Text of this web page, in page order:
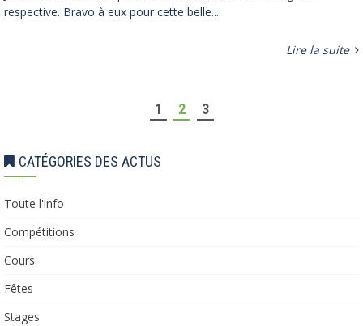
respective. Bravo à eux pour cette belle...
Lire la suite
1 2 3
CATÉGORIES DES ACTUS
Toute l'info
Compétitions
Cours
Fêtes
Stages